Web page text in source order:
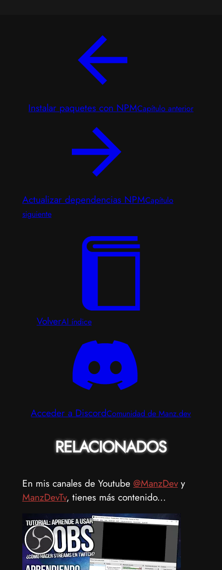
Instalar paquetes con NPMCapítulo anterior
Actualizar dependencias NPMCapítulo
siguiente
VolverAl índice
Acceder a DiscordComunidad de Manz.dev
RELACIONADOS
En mis canales de Youtube @ManzDevy
ManzDevTv, tienes más contenido...